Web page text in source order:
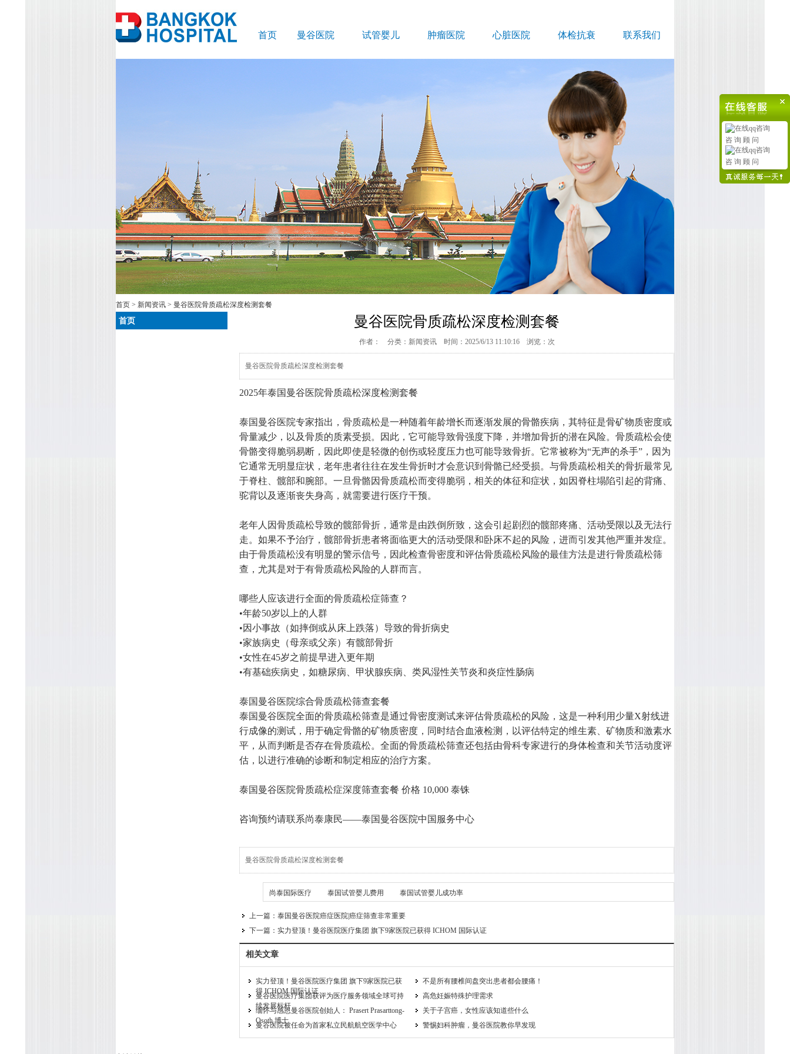
首页 曼谷医院 试管婴儿 肿瘤医院 心脏医院 体检抗衰 联系我们
咨 询 顾 问
咨 询 顾 问
首页 > 新闻资讯 > 曼谷医院骨质疏松深度检测套餐
首页 曼谷医院骨质疏松深度检测套餐
作者： 分类： 新闻资讯时间：2025/6/13 11:10:16 浏览：次
曼谷医院骨质疏松深度检测套餐
2025年泰国曼谷医院骨质疏松深度检测套餐
泰国曼谷医院专家指出，骨质疏松是一种随着年龄增长而逐渐发展的骨骼疾病，其特征是骨矿物质密度或
骨量减少，以及骨质的质素受损。因此，它可能导致骨强度下降，并增加骨折的潜在风险。骨质疏松会使
骨骼变得脆弱易断，因此即使是轻微的创伤或轻度压力也可能导致骨折。它常被称为“无声的杀手”，因为
它通常无明显症状，老年患者往往在发生骨折时才会意识到骨骼已经受损。与骨质疏松相关的骨折最常见
于脊柱、髋部和腕部。一旦骨骼因骨质疏松而变得脆弱，相关的体征和症状，如因脊柱塌陷引起的背痛、
驼背以及逐渐丧失身高，就需要进行医疗干预。
老年人因骨质疏松导致的髋部骨折，通常是由跌倒所致，这会引起剧烈的髋部疼痛、活动受限以及无法行
走。如果不予治疗，髋部骨折患者将面临更大的活动受限和卧床不起的风险，进而引发其他严重并发症。
由于骨质疏松没有明显的警示信号，因此检查骨密度和评估骨质疏松风险的最佳方法是进行骨质疏松筛
查，尤其是对于有骨质疏松风险的人群而言。
哪些人应该进行全面的骨质疏松症筛查？
•年龄50岁以上的人群
•因小事故（如摔倒或从床上跌落）导致的骨折病史
•家族病史（母亲或父亲）有髋部骨折
•女性在45岁之前提早进入更年期
•有基础疾病史，如糖尿病、甲状腺疾病、类风湿性关节炎和炎症性肠病
泰国曼谷医院综合骨质疏松筛查套餐
泰国曼谷医院全面的骨质疏松筛查是通过骨密度测试来评估骨质疏松的风险，这是一种利用少量X射线进
行成像的测试，用于确定骨骼的矿物质密度，同时结合血液检测，以评估特定的维生素、矿物质和激素水
平，从而判断是否存在骨质疏松。全面的骨质疏松筛查还包括由骨科专家进行的身体检查和关节活动度评
估，以进行准确的诊断和制定相应的治疗方案。
泰国曼谷医院骨质疏松症深度筛查套餐 价格 10,000 泰铢
咨询预约请联系尚泰康民——泰国曼谷医院中国服务中心
曼谷医院骨质疏松深度检测套餐
尚泰国际医疗 泰国试管婴儿费用 泰国试管婴儿成功率
上一篇： 泰国曼谷医院癌症医院|癌症筛查非常重要
下一篇： 实力登顶！曼谷医院医疗集团 旗下9家医院已获得 ICHOM 国际认证
相关文章
实力登顶！曼谷医院医疗集团 旗下9家医院已获
得 ICHOM 国际认证
曼谷医院医疗集团获评为医疗服务领域全球可持
续发展标杆
缅怀与感恩曼谷医院创始人： Prasert Prasarttong-
Osoth 博士
曼谷医院被任命为首家私立民航航空医学中心
不是所有腰椎间盘突出患者都会腰痛！
高危妊娠特殊护理需求
关于子宫癌，女性应该知道些什么
警惕妇科肿瘤，曼谷医院教你早发现